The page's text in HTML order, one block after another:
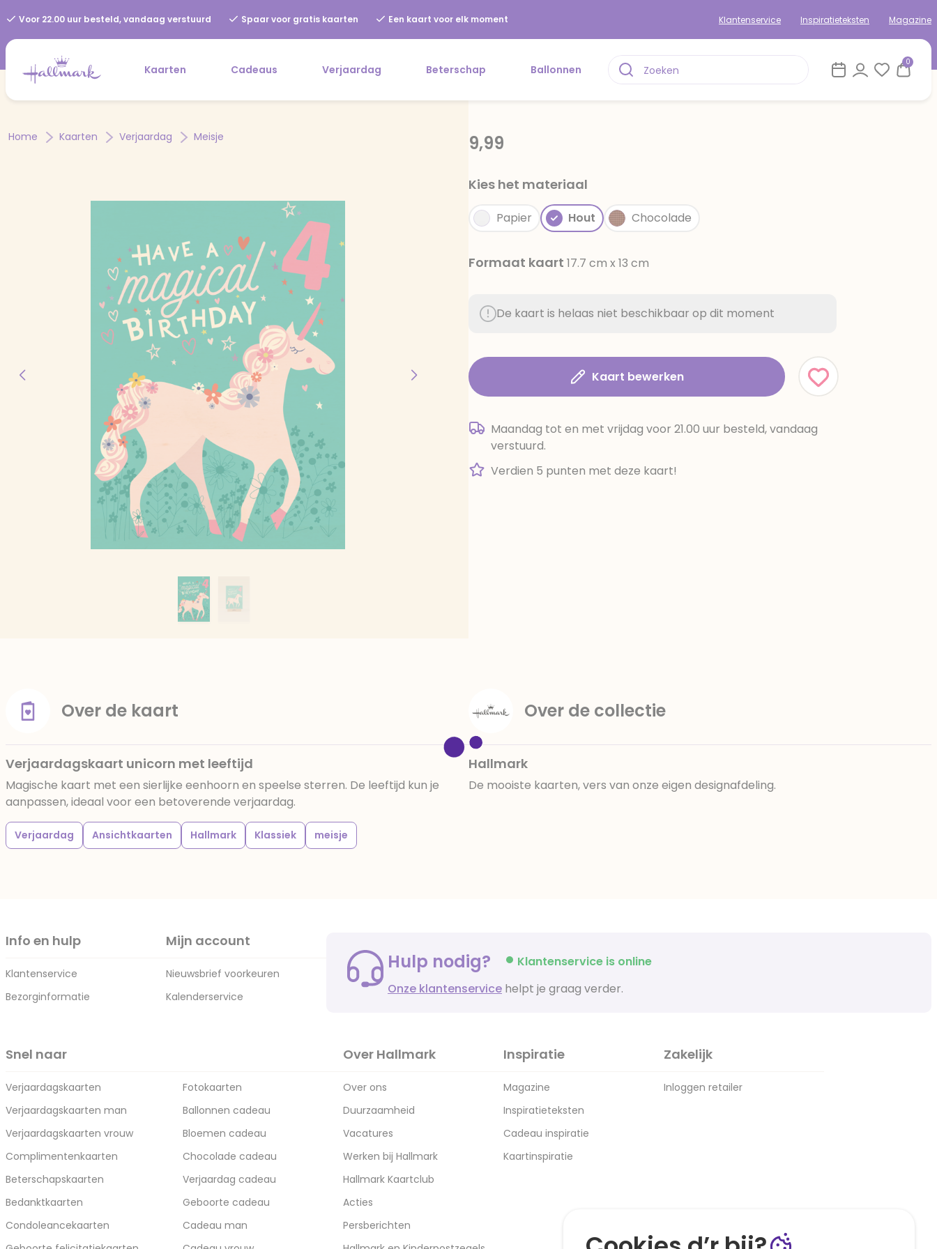
Voor 22.00 uur besteld, vandaag verstuurd Spaar voor gratis kaarten Een kaart voor elk moment Klantenservice Inspiratieteksten Magazine
Kaarten Cadeaus Verjaardag Beterschap Ballonnen
0
Home Kaarten Verjaardag Meisje 9,99
Kies het materiaal
Papier Hout Chocolade
Formaat kaart 17.7 cm x 13 cm
De kaart is helaas niet beschikbaar op dit moment
Kaart bewerken
Maandag tot en met vrijdag voor 21.00 uur besteld, vandaag
verstuurd.
Verdien 5 punten met deze kaart!
Over de kaart
Verjaardagskaart unicorn met leeftijd
Magische kaart met een sierlijke eenhoorn en speelse sterren. De leeftijd kun je
aanpassen, ideaal voor een betoverende verjaardag.
Verjaardag Ansichtkaarten Hallmark Klassiek meisje
Over de collectie
Hallmark
De mooiste kaarten, vers van onze eigen designafdeling.
Info en hulp
Klantenservice
Bezorginformatie
Mijn account
Nieuwsbrief voorkeuren
Kalenderservice
Hulp nodig?
Klantenservice is online
Onze klantenservice helpt je graag verder.
Snel naar
Verjaardagskaarten
Verjaardagskaarten man
Verjaardagskaarten vrouw
Complimentenkaarten
Beterschapskaarten
Bedanktkaarten
Condoleancekaarten
Fotokaarten
Ballonnen cadeau
Bloemen cadeau
Chocolade cadeau
Verjaardag cadeau
Geboorte cadeau
Cadeau man
Over Hallmark
Over ons
Duurzaamheid
Vacatures
Werken bij Hallmark
Hallmark Kaartclub
Acties
Persberichten
Inspiratie
Magazine
Inspiratieteksten
Cadeau inspiratie
Kaartinspiratie
Zakelijk
Inloggen retailer